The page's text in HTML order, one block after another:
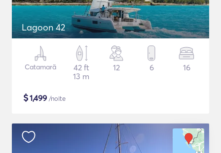
Lagoon 42
Catamarã
42 ft
13 m
12 6 16
$1,499 /noite